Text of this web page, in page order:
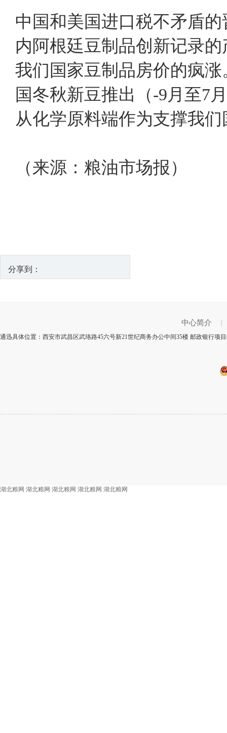
中国和美国进口税不矛盾
内阿根廷豆制品创新记录
我们国家豆制品房价的疯
国冬秋新豆推出（-9月至7
从化学原料端作为支撑我
（来源：粮油市场报）
分享到：
中心简介
通迅具体位置：西安市武昌区武珞路45六号新21世纪商务办公中间35楼 邮政银行项
湖北粮网 湖北粮网 湖北粮网 湖北粮网 湖北粮网